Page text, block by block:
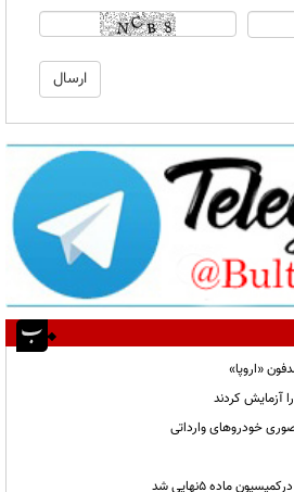
«اروپا»
آزمایش کردند
خودروهای وارداتی
ماده ۵نهایی شد